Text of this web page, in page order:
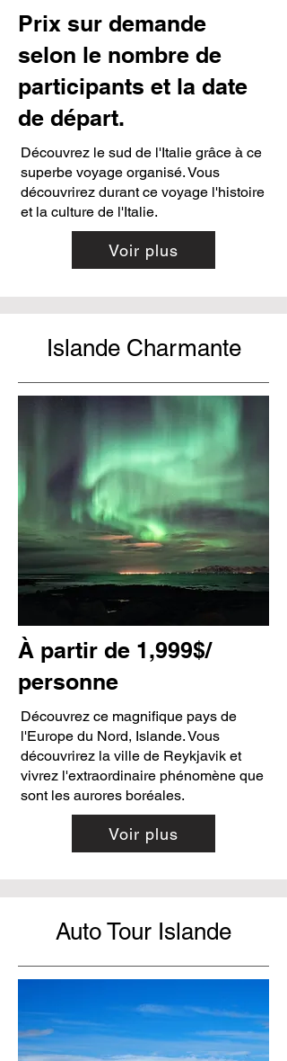
Prix sur demande
selon le nombre de
participants et la date
de départ.
Découvrez le sud de l'Italie grâce à ce
superbe voyage organisé. Vous
découvrirez durant ce voyage l'histoire
et la culture de l'Italie.
Voir plus
Islande Charmante
À partir de 1,999$/
personne
Découvrez ce magnifique pays de
l'Europe du Nord, Islande. Vous
découvrirez la ville de Reykjavik et
vivrez l'extraordinaire phénomène que
sont les aurores boréales.
Voir plus
Auto Tour Islande